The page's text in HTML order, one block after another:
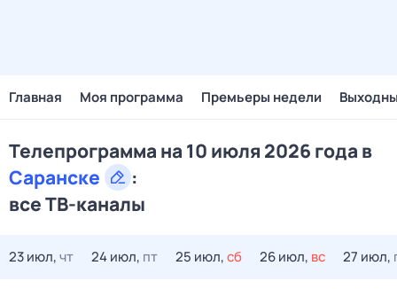
Главная Моя программа Премьеры недели
Телепрограмма на 10 июля 2026 года в
Саранске
:
все ТВ-каналы
23 июл,чт 24 июл, пт 25 июл,сб 26 июл, вс 27 июл,